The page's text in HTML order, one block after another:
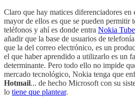
Claro que hay matices diferenciadores en
mayor de ellos es que se pueden permitir
teléfonos y ahí es donde entra Nokia Tube
añadir que la base de usuarios de
que la del correo electrónico, es un
el que haber aprendido a utilizarlo es un
determinante. Pero todo ello no impide
mercado tecnológico, Nokia tenga que
Hotmail... de hecho Microsoft con su
lo tiene que plantear.